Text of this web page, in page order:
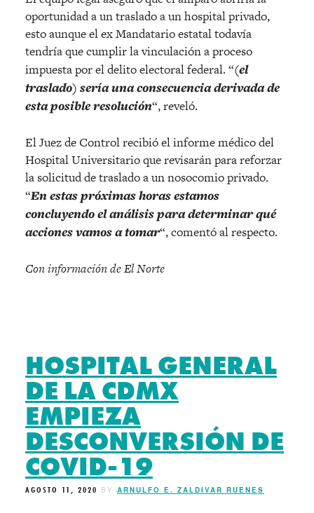
oportunidad a un traslado a un hospital privado,
esto aunque el ex Mandatario estatal todavía
tendría que cumplir la vinculación a proceso
impuesta por el delito electoral federal. “(el
traslado) sería una consecuencia derivada de
esta posible resolución“, reveló.
El Juez de Control recibió el informe médico del
Hospital Universitario que revisarán para reforzar
la solicitud de traslado a un nosocomio privado.
“En estas próximas horas estamos
concluyendo el análisis para determinar qué
acciones vamos a tomar“, comentó al respecto.
Con información de El Norte
HOSPITAL GENERAL
DE LA CDMX
EMPIEZA
DESCONVERSIÓN DE
COVID-19
AGOSTO 11, 2020 BY ARNULFO E. ZALDIVAR RUENES